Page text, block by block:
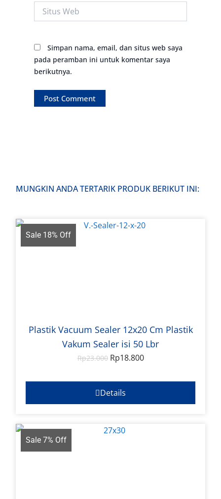
Situs
Web
Simpan nama, email, dan situs web saya
pada peramban ini untuk komentar saya
berikutnya.
MUNGKIN ANDA TERTARIK PRODUK BERIKUT INI:
Sale 18% Off
Plastik Vacuum Sealer 12x20 Cm Plastik
Vakum Sealer isi 50 Lbr
Rp23.000 Rp18.800
Details
Sale 7% Off